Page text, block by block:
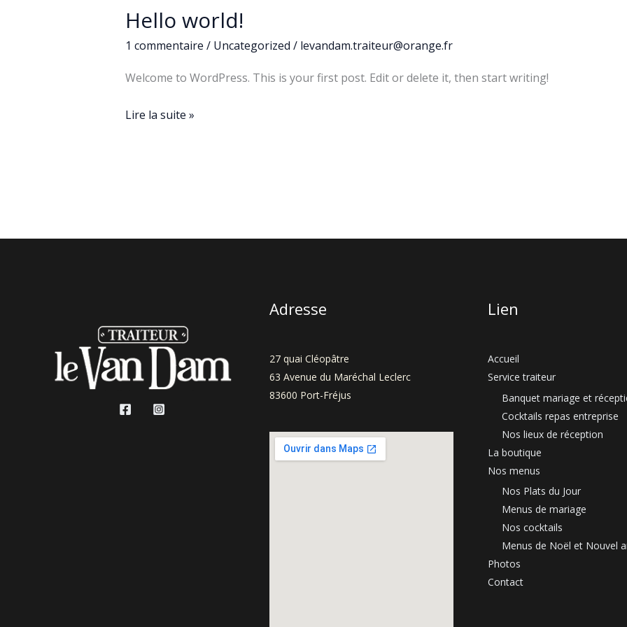
Hello world!
1 commentaire / Uncategorized / levandam.traiteur@orange.fr
Welcome to WordPress. This is your first post. Edit or delete it, then start writing!
Hello
Lire la suite »
Adresse
27 quai Cléopâtre
63 Avenue du Maréchal Leclerc
83600 Port-Fréjus
Lien
Accueil
Service traiteur
Banquet mariage et
Cocktails repas entreprise
Nos lieux de réception
La boutique
Nos menus
Nos Plats du Jour
Menus de mariage
Nos cocktails
Menus de Noël et Nouvel
Photos
Contact